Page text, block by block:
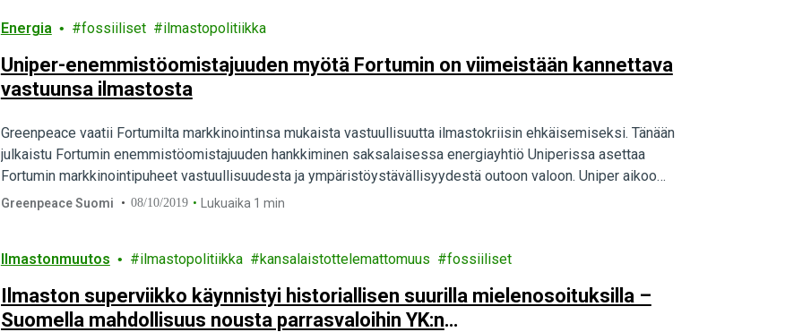
Energia fossiiliset ilmastopolitiikka
Uniper-enemmistöomistajuuden myötä Fortumin on viimeistään kannettava
vastuunsa ilmastosta
Greenpeace vaatii Fortumilta markkinointinsa mukaista vastuullisuutta ilmastokriisin ehkäisemiseksi. Tänään
julkaistu Fortumin enemmistöomistajuuden hankkiminen saksalaisessa energiayhtiö Uniperissa asettaa
Fortumin markkinointipuheet vastuullisuudesta ja ympäristöystävällisyydestä outoon valoon. Uniper aikoo
haastaa Hollannin välimiesoikeuteen maan…
Greenpeace Suomi 08/10/2019 Lukuaika 1 min
Ilmastonmuutos ilmastopolitiikka kansalaistottelemattomuus fossiiliset
Ilmaston superviikko käynnistyi historiallisen suurilla mielenosoituksilla –
Suomella mahdollisuus nousta parrasvaloihin YK:n